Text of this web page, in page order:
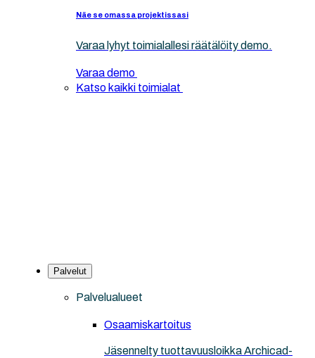
Näe se omassa projektissasi
Varaa lyhyt toimialallesi räätälöity demo.
Varaa demo
Katso kaikki toimialat
Palvelut
Palvelualueet
Osaamiskartoitus
Jäsennelty tuottavuusloikka Archicad-